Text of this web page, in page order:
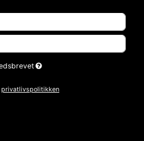
privatlivspolitikken